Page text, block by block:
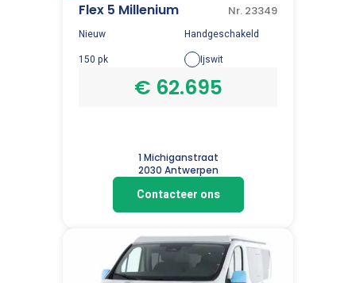
Flex 5 Millenium​ Nr. 23349
Nieuw
Handgeschakeld
150 pk
Ijswit
€ 62.695
1 Michiganstraat
2030 Antwerpen
Contacteer ons